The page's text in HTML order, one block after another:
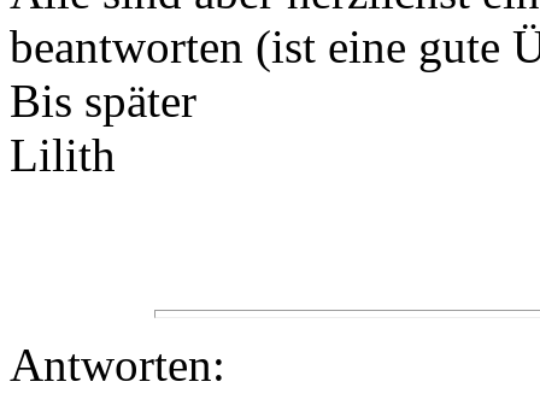
beantworten (ist eine gute
Bis später
Lilith
Antworten: